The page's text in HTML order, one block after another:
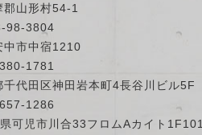
山形村54-1
98-3804
市中宿1210
1781
代田区神田岩本町4長谷川ビル5F
1286
児市川合33フロムAカイト1F101